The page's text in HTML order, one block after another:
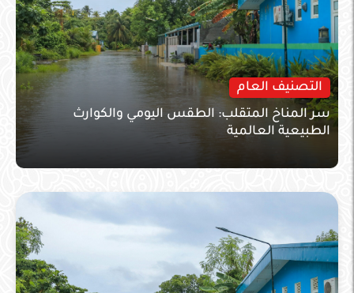
التصنيف العام
سر المناخ المتقلب: الطقس اليومي والكوارث
الطبيعية العالمية